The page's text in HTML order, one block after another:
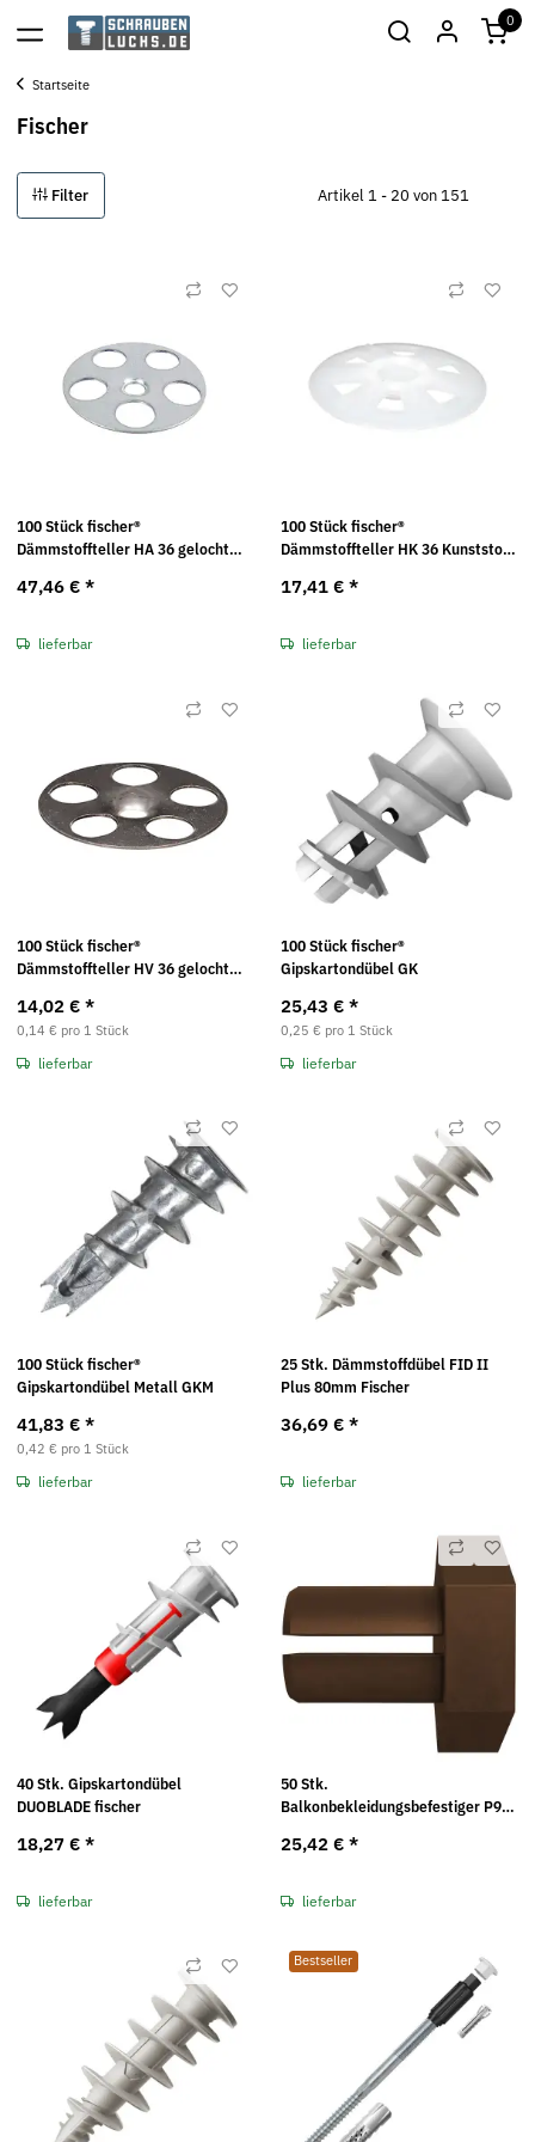
0
Startseite
Fischer
Filter Artikel 1 - 20 von 151
100 Stück fischer®
Dämmstoffteller HA 36 gelocht
47,46 € *
lieferbar
100 Stück fischer®
Dämmstoffteller HK 36 Kunststoff
17,41 € *
lieferbar
100 Stück fischer®
Dämmstoffteller HV 36 gelocht
14,02 € *
0,14 € pro 1 Stück
lieferbar
100 Stück fischer®
Gipskartondübel GK
25,43 € *
0,25 € pro 1 Stück
lieferbar
100 Stück fischer®
Gipskartondübel Metall GKM
41,83 € *
0,42 € pro 1 Stück
lieferbar
25 Stk. Dämmstoffdübel FID II
Plus 80mm Fischer
36,69 € *
lieferbar
40 Stk. Gipskartondübel
DUOBLADE fischer
18,27 € *
lieferbar
50 Stk.
Balkonbekleidungsbefestiger P9K
25,42 € *
lieferbar
Bestseller